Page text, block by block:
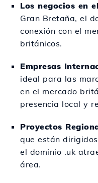
Los negocios en
Gran Bretaña, el
conexión con el
británicos.
Empresas
ideal para las
en el mercado
presencia local y
Proyectos
que están
el dominio .uk
área.